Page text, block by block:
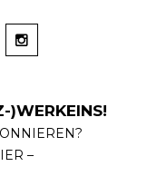
)WERKEINS!
–